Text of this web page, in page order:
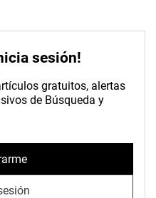
sesión!
gratuitos, alertas
de Búsqueda y